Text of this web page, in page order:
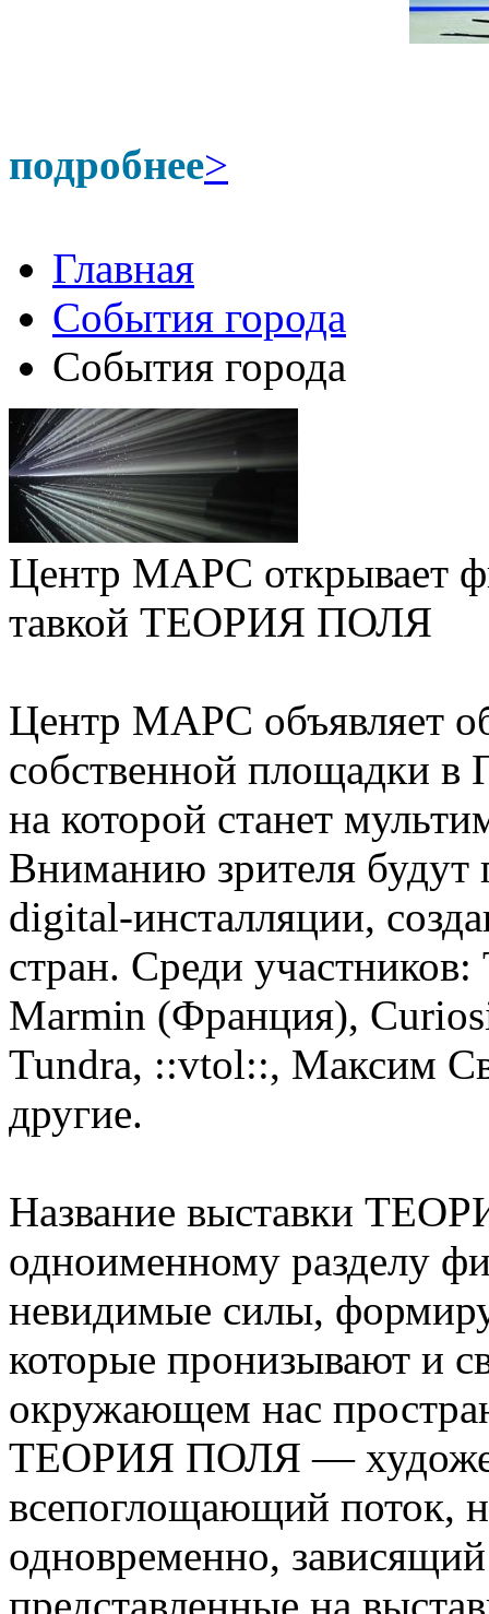
подробнее>
Главная
События города
События города
Центр МАРС от­кры­ва­ет
тавкой ТЕ­ОРИЯ ПО­ЛЯ
Центр МАРС объявляет
собственной площадки в
на которой станет
Вниманию зрителя будут
digital-инсталляции,
стран. Среди
Marmin (Франция),
Tundra, ::vtol::, Максим
другие.
Название выставки
одноименному разделу
невидимые силы,
которые пронизывают и
окружающем нас
ТЕОРИЯ ПОЛЯ —
всепоглощающий поток,
одновременно,
представленные на